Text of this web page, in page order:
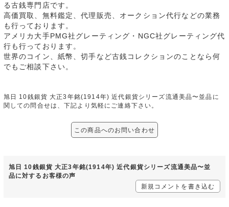
る古銭専門店です。
高価買取、無料鑑定、代理販売、オークション代行などの業務
も行っております。
アメリカ大手PMG社グレーティング・NGC社グレーティング代
行も行っております。
世界のコイン、紙幣、切手など古銭コレクションのことなら何
でもご相談下さい。
旭日 10銭銀貨 大正3年銘(1914年) 近代銀貨シリーズ流通美品〜並品に
関しての問合せは、下記より気軽にご連絡下さい。
この商品へのお問い合わせ
旭日 10銭銀貨 大正3年銘(1914年) 近代銀貨シリーズ流通美品〜並
品に対するお客様の声
新規コメントを書き込む